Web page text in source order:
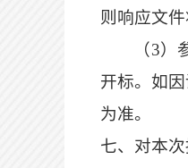
则 响应文件
（3）
开标。如
为准。
七、对本